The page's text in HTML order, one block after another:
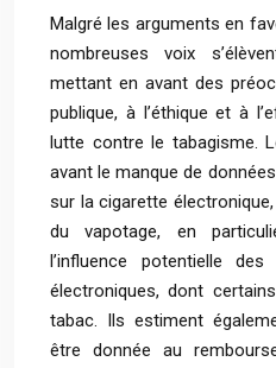
Malgré les arguments en
nombreuses voix
mettant en avant des
publique, à l’éthique et à
lutte contre le tabagisme.
avant le manque de
sur la cigarette
du vapotage, en
l’influence potentielle
électroniques, dont
tabac. Ils estiment
être donnée au